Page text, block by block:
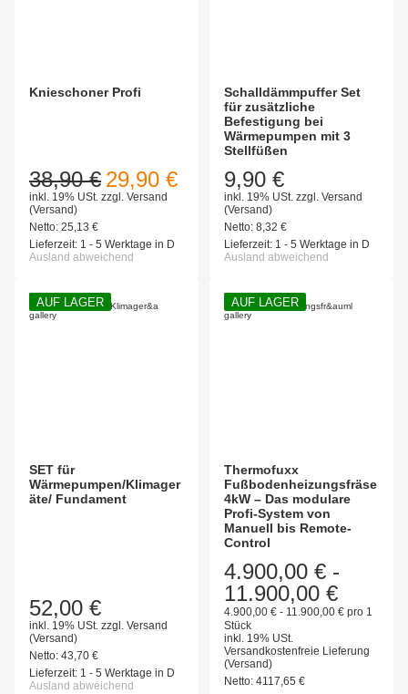
Knieschoner Profi
29,90 €
38,90 €
inkl. 19% USt. zzgl. Versand
(Versand)
Netto: 25,13 €
Lieferzeit: 1 - 5 Werktage in D
Ausland abweichend
Schalldämmpuffer Set
für zusätzliche
Befestigung bei
Wärmepumpen mit 3
Stellfüßen
9,90 €
inkl. 19% USt. zzgl. Versand
(Versand)
Netto: 8,32 €
Lieferzeit: 1 - 5 Werktage in D
Ausland abweichend
AUF LAGER
SET für
Wärmepumpen/Klimager
äte/ Fundament
52,00 €
inkl. 19% USt. zzgl. Versand
(Versand)
Netto: 43,70 €
Lieferzeit: 1 - 5 Werktage in D
Ausland abweichend
AUF LAGER
Thermofuxx
Fußbodenheizungsfräse
4kW – Das modulare
Profi-System von
Manuell bis Remote-
Control
4.900,00 € -
11.900,00 €
4.900,00 € - 11.900,00 € pro 1
Stück
inkl. 19% USt.
Versandkostenfreie Lieferung
(Versand)
Netto: 4117,65 €